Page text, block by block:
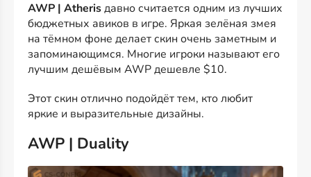
AWP | Atherisдавно считается одним из лучших
бюджетных авиков в игре. Яркая зелёная змея
на тёмном фоне делает скин очень заметным и
запоминающимся. Многие игроки называют его
лучшим дешёвым AWP дешевле $10.
Этот скин отлично подойдёт тем, кто любит
яркие и выразительные дизайны.
AWP | Duality